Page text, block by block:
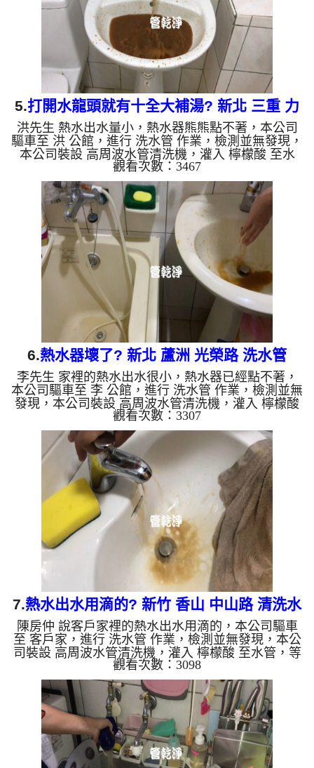
有銅的物質，生鏽產...
5.打開水龍頭就有十全大補湯? 新北 三重 力
行路 水管清洗
洪先生 熱水出水量小，熱水器熊熊點不著，本公司
驅車至 洪 公館，進行 洗水管 作業，檢測並無發現，
本公司裝設 高周波水管清洗機，灌入 檸檬酸 至水
管，等了約15分，開啟 水管清洗機 ，啟動 螺旋波 模
式，一洗水管就流出濃郁的湯汁，看起來跟十全大補
湯一樣，兩個多小時後，熱水出水量恢復，熱水器可
以正常使用了。 如是自來水，如水管老化，會產生
鐵鏽跟泥沙堆積，洗出來的水就會是咖啡色，地下水
含有氧化錳，管壁上會結成黑色管垢，洗出來的水會
跟石油一樣黑，有些洗出綠色的水，是因為裡面有銅
的物質，生鏽產生銅...
觀看次數：3467
6.熱水器壞了? 新北 蘆洲 光榮路 洗水管
李先生 家裡的熱水出水很小，熱水器已經點不著，
本公司驅車至 李 公館，進行 洗水管 作業，檢測並無
發現，本公司裝設 高周波水管清洗機，灌入 檸檬酸
至水管，等了約15分，開啟 水管清洗機 ，啟動 螺旋
波 模式，一洗水管就噴出黃色髒水，後來變成棕
色，兩個多小時後，清洗乾淨水熱水出水量恢復，熱
水器正常動作了。 如是自來水，如水管老化，會產
生鐵鏽跟泥沙堆積，洗出來的水就會是咖啡色，地下
水含有氧化錳，管壁上會結成黑色管垢，洗出來的水
會跟石油一樣黑，有些洗出綠色的水，是因為裡面有
銅的物質，生鏽產生銅...
觀看次數：3307
7.熱水出水用滴的? 新竹 香山 中山路 清洗水
管
陳房仲 說客戶家裡的熱水出水用滴的，本公司驅車
至 客戶家，進行 洗水管 作業，檢測並無發現，本公
司裝設 高周波水管清洗機，灌入 檸檬酸 至水管，等
了約15分，開啟 水管清洗機 ，啟動 螺旋波 模式，一
洗水管就噴出黃色髒水，兩個多小時後，水管清洗乾
淨水出水量恢復了。 如是自來水，如水管老化，會
產生鐵鏽跟泥沙堆積，洗出來的水就會是咖啡色，地
下水含有氧化錳，管壁上會結成黑色管垢，洗出來的
水會跟石油一樣黑，有些洗出綠色的水，是因為裡面
有銅的物質，生鏽產生銅綠，如是藍色的水，是因為
水龍頭合金的養化造...
觀看次數：3098